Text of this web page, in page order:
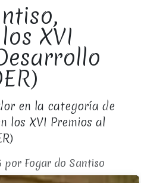
XVI
en la categoría de
los XVI Premios al
por Fogar do Santiso